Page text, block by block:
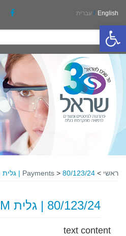
פתח סרגל נגישות
English
/ עברית
ראשי >
Payments > 80/123/24 | גלית FROM גאמידה
80/123/24 | גלית FROM גאמידה
text content